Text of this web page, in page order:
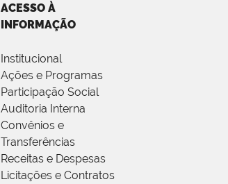
ACESSO À
INFORMAÇÃO
Institucional
Ações e Programas
Participação Social
Auditoria Interna
Convênios e
Transferências
Receitas e Despesas
Licitações e Contratos